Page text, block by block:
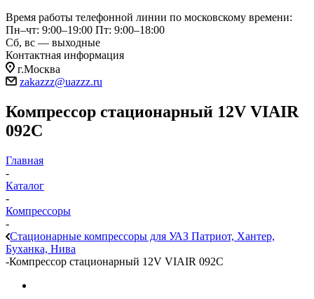
Время работы телефонной линии по московскому времени:
Пн–чт: 9:00–19:00 Пт: 9:00–18:00
Сб, вс — выходные
Контактная информация
г.Москва
zakazzz@uazzz.ru
Компрессор стационарный 12V VIAIR
092C
Главная
-
Каталог
-
Компрессоры
-
Стационарные компрессоры для УАЗ Патриот, Хантер,
Буханка, Нива
-Компрессор стационарный 12V VIAIR 092C